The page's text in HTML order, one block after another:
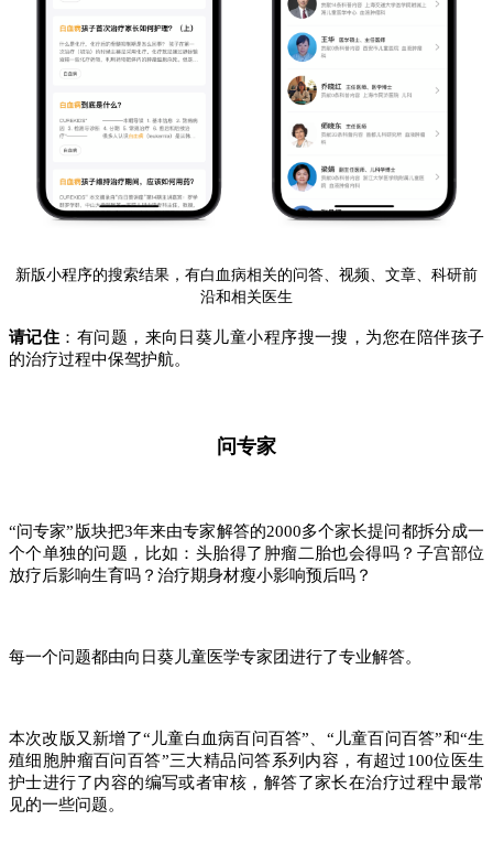
新版小程序的搜索结果，有白血病相关的问答、视频、文章、科研前
沿和相关医生
请记住 ：有问题，来向日葵儿童小程序搜一搜，为您在陪伴孩子
的治疗过程中保驾护航。
问专家
“问专家”版块把3年来由专家解答的2000多个家长提问都拆分成一
个个单独的问题，比如：头胎得了肿瘤二胎也会得吗？子宫部位
放疗后影响生育吗？治疗期身材瘦小影响预后吗？
每一个问题都由向日葵儿童医学专家团进行了专业解答。
本次改版又新增了“儿童白血病百问百答”、“儿童百问百答”和“生
殖细胞肿瘤百问百答”三大精品问答系列内容，有超过100位医生
护士进行了内容的编写或者审核，解答了家长在治疗过程中最常
见的一些问题。